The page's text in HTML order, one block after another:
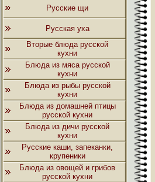
Русские щи
Русская уха
Вторые блюда русской
кухни
Блюда из мяса русской
кухни
Блюда из рыбы русской
кухни
Блюда из домашней птицы
русской кухни
Блюда из дичи русской
кухни
Русские каши, запеканки,
крупеники
Блюда из овощей и грибов
русской кухни